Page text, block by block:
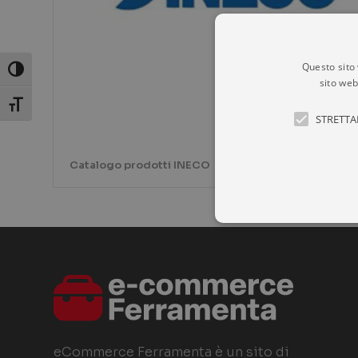
Attiva/disattiva alto contrasto
Attiva/disattiva dimensione testo
Catalogo prodotti INECO
eCommerce Ferramenta è un sito di
Questo
sito
I cookie strettamente
web non può essere